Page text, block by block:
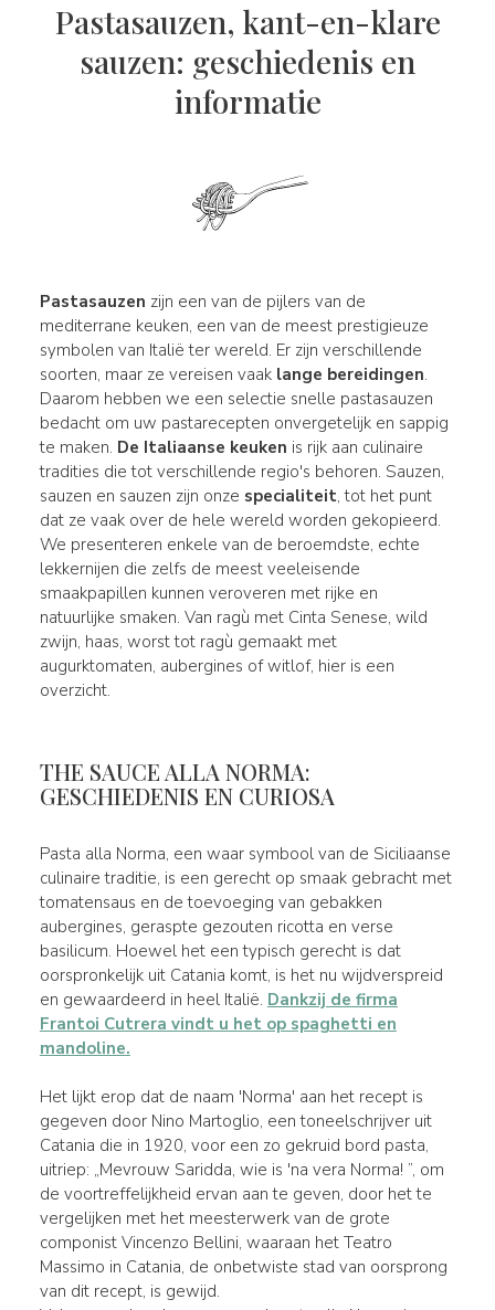
Pastasauzen, kant-en-klare
sauzen: geschiedenis en
informatie
Pastasauzen zijn een van de pijlers van de
mediterrane keuken, een van de meest prestigieuze
symbolen van Italië ter wereld. Er zijn verschillende
soorten, maar ze vereisen vaak lange bereidingen.
Daarom hebben we een selectie snelle pastasauzen
bedacht om uw pastarecepten onvergetelijk en sappig
te maken. De Italiaanse keuken is rijk aan culinaire
tradities die tot verschillende regio's behoren. Sauzen,
sauzen en sauzen zijn onze specialiteit, tot het punt
dat ze vaak over de hele wereld worden gekopieerd.
We presenteren enkele van de beroemdste, echte
lekkernijen die zelfs de meest veeleisende
smaakpapillen kunnen veroveren met rijke en
natuurlijke smaken. Van ragù met Cinta Senese, wild
zwijn, haas, worst tot ragù gemaakt met
augurktomaten, aubergines of witlof, hier is een
overzicht.
THE SAUCE ALLA NORMA:
GESCHIEDENIS EN CURIOSA
Pasta alla Norma, een waar symbool van de Siciliaanse
culinaire traditie, is een gerecht op smaak gebracht met
tomatensaus en de toevoeging van gebakken
aubergines, geraspte gezouten ricotta en verse
basilicum. Hoewel het een typisch gerecht is dat
oorspronkelijk uit Catania komt, is het nu wijdverspreid
en gewaardeerd in heel Italië. Dankzij de firma
Frantoi Cutrera vindt u het op spaghetti en
mandoline.
Het lijkt erop dat de naam 'Norma' aan het recept is
gegeven door Nino Martoglio, een toneelschrijver uit
Catania die in 1920, voor een zo gekruid bord pasta,
uitriep: „Mevrouw Saridda, wie is 'na vera Norma! ”, om
de voortreffelijkheid ervan aan te geven, door het te
vergelijken met het meesterwerk van de grote
componist Vincenzo Bellini, waaraan het Teatro
Massimo in Catania, de onbetwiste stad van oorsprong
van dit recept, is gewijd.